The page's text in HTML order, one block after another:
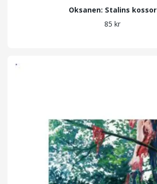
Oksanen: Stalins kossor
85 kr